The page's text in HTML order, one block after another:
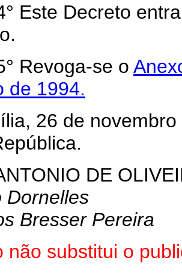
Decreto entra
se o
de 1994.
26 de novembro
DE
Dornelles
Bresser Pereira
não substitui o